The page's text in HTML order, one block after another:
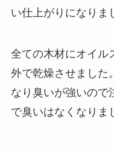
い仕上がりになりま
全ての木材にオイル
外で乾燥させました
なり臭いが強いので
で臭いはなくなりま